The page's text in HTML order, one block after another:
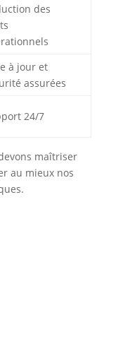
des
à jour et
assurées
24/7
maîtriser
au mieux nos